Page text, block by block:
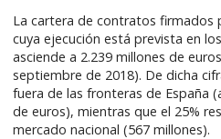
La cartera de contratos firmados
cuya ejecución está prevista en
asciende a 2.239 millones de
septiembre de 2018). De dicha
fuera de las fronteras de España
de euros), mientras que el 25%
mercado nacional (567 millones).